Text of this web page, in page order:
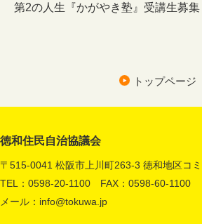
第2の人生『かがやき塾』受講生募集
トップページ
徳和住民自治協議会
〒515-0041 松阪市上川町263-3 徳和地区コ
TEL：0598-20-1100 FAX：0598-60-1100
メール： info@tokuwa.jp